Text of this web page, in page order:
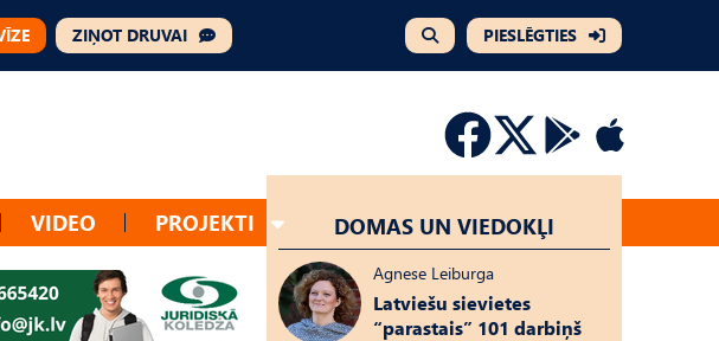
ZIŅOT DRUVAI PIESLĒGTIES
VIDEO PROJEKTI DOMAS UN VIEDOKĻI
Agnese Leiburga
Latviešu sievietes
“parastais” 101 darbiņš